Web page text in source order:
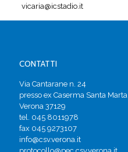
vicaria@icstadio.it
CONTATTI
Via Cantarane n. 24
presso ex Caserma Santa Marta
Verona 37129
tel. 045 8011978
fax 045 9273107
info@csv.verona.it